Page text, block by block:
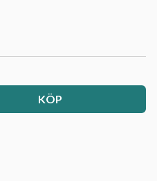
KÖP